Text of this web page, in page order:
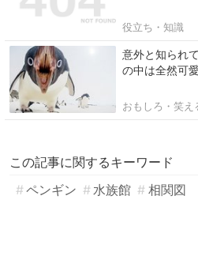
役立ち・知識
意外と知られ
の中は全然可
おもしろ・笑え
この記事に関するキーワード
ペンギン
水族館 相関図